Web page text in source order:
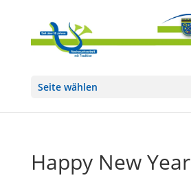
Seite wählen
Happy New Year